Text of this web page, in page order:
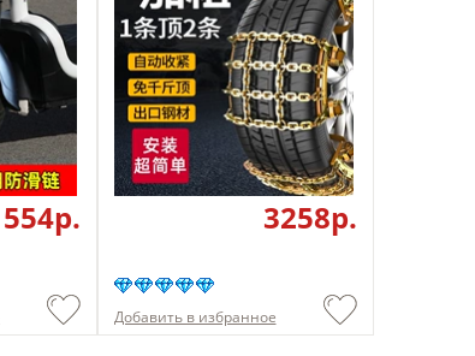
554p. 3258p.
Добавить в избранное